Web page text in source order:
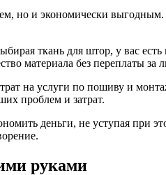
но и экономически
ткань для штор, у вас
материала без переплаты за
на услуги по пошиву и
проблем и затрат.
деньги, не уступая при
руками